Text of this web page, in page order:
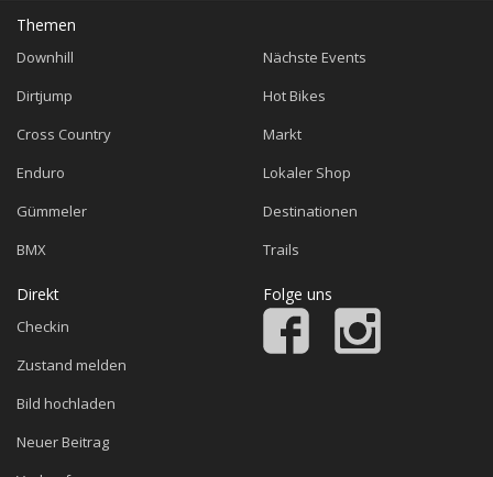
Themen
Downhill
Dirtjump
Cross Country
Enduro
Gümmeler
BMX
Nächste Events
Hot Bikes
Markt
Lokaler Shop
Destinationen
Trails
Direkt
Checkin
Zustand melden
Bild hochladen
Neuer Beitrag
Folge uns